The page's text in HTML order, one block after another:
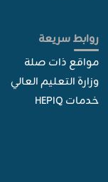
روابط سريعة
مواقع ذات صلة
وزارة التعليم العالي
خدمات HEPIQ